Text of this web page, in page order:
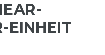
EINHEIT